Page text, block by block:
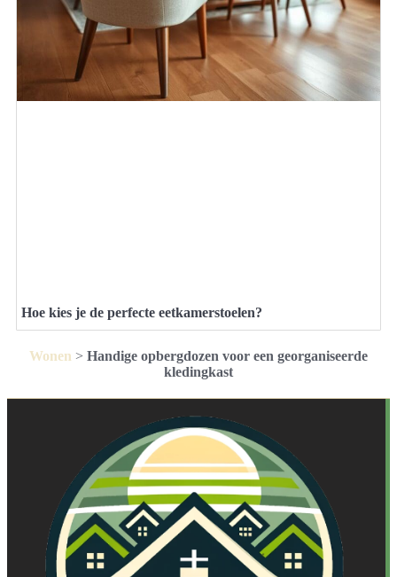
Hoe kies je de perfecte eetkamerstoelen?
Wonen > Handige opbergdozen voor een georganiseerde
kledingkast